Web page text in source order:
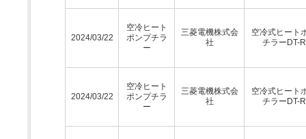
2024/03/22
空冷ヒート
ポンプチラ
ー
三菱電機株式会
社
空冷式ヒート
チラーDT-
2024/03/22
空冷ヒート
ポンプチラ
ー
三菱電機株式会
社
空冷式ヒート
チラーDT-